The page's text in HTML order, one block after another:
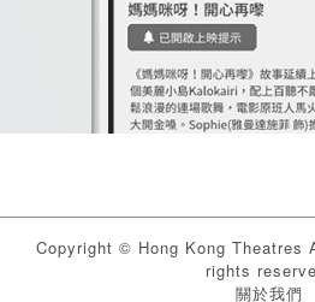
Copyright © Hong Kong Theatres
rights
關於我們